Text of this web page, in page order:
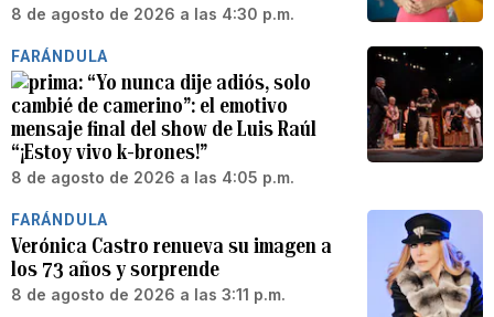
8 de agosto de 2026 a las 4:30 p.m.
FARÁNDULA
“Yo nunca dije adiós, solo
cambié de camerino”: el emotivo
mensaje final del show de Luis Raúl
“¡Estoy vivo k-brones!”
8 de agosto de 2026 a las 4:05 p.m.
FARÁNDULA
Verónica Castro renueva su imagen a
los 73 años y sorprende
8 de agosto de 2026 a las 3:11 p.m.